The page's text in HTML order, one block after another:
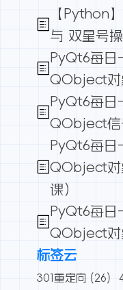
【Python
与 双星号
PyQt6每日
QObject对
PyQt6每日
QObject信
PyQt6每日
QObject对
课）
PyQt6每日
QObject对
标签云
301重定向 (26)